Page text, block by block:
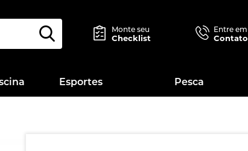
Monte seu
Checklist
Entre em
Contato
Esportes Pesca